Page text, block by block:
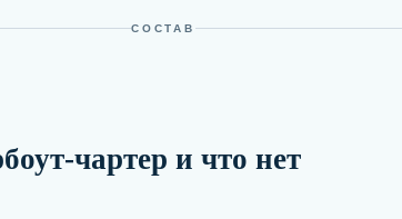
СОСТАВ
чартер и что нет